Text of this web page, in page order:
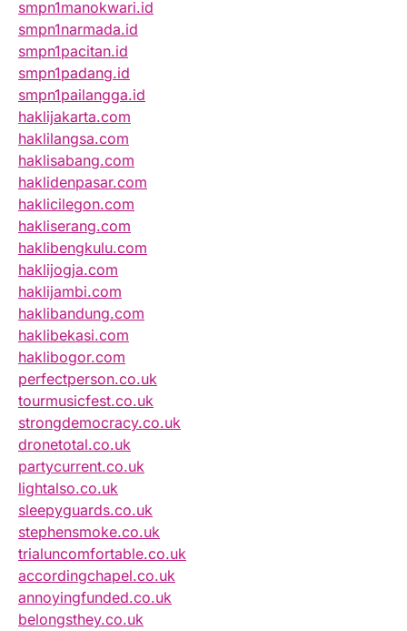
smpn1manokwari.id
smpn1narmada.id
smpn1pacitan.id
smpn1padang.id
smpn1pailangga.id
haklijakarta.com
haklilangsa.com
haklisabang.com
haklidenpasar.com
haklicilegon.com
hakliserang.com
haklibengkulu.com
haklijogja.com
haklijambi.com
haklibandung.com
haklibekasi.com
haklibogor.com
perfectperson.co.uk
tourmusicfest.co.uk
strongdemocracy.co.uk
dronetotal.co.uk
partycurrent.co.uk
lightalso.co.uk
sleepyguards.co.uk
stephensmoke.co.uk
trialuncomfortable.co.uk
accordingchapel.co.uk
annoyingfunded.co.uk
belongsthey.co.uk